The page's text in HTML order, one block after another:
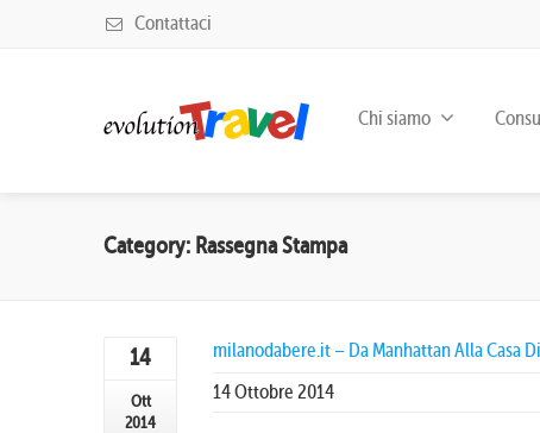
Contattaci
Chi siamo
Category: Rassegna Stampa
14
Ott
2014
milanodabere.it – Da Manhattan Alla Casa
14 Ottobre 2014